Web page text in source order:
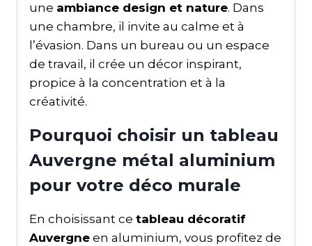
une ambiance design et nature. Dans
une chambre, il invite au calme et à
l’évasion. Dans un bureau ou un espace
de travail, il crée un décor inspirant,
propice à la concentration et à la
créativité.
Pourquoi choisir un tableau
Auvergne métal aluminium
pour votre déco murale
En choisissant ce tableau décoratif
Auvergne en aluminium, vous profitez de